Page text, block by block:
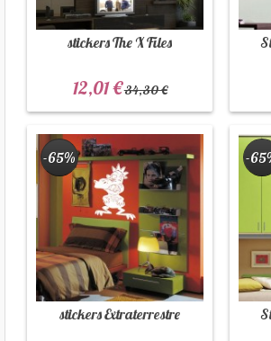
stickers The X Files
12,01 €34,30 €
stickers Extraterrestre
-65% -